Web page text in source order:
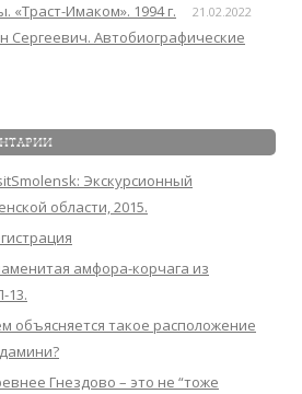
Имаком». 1994 г. 21.02.2022
Сергеевич. Автобиографические
Экскурсионный
области, 2015.
амфора-корчага из
13.
объясняется такое расположение
Гнездово – это не “тоже